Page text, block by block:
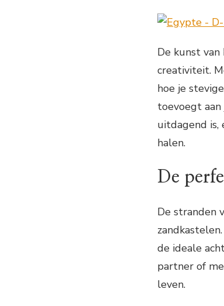
De kunst
creativiteit.
hoe je
toevoegt
uitdagend is,
halen.
De
De stranden
de ideale
partner of
leven.